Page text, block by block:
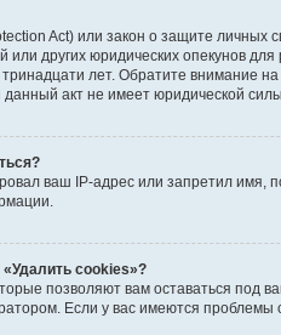
Act) или закон о защите
других юридических опекунов
лет. Обратите внимание
акт не имеет юридической
ваш IP-адрес или запретил имя,
cookies»?
позволяют вам оставаться под
Если у вас имеются